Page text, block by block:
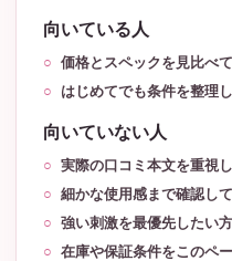
向いている人
価格とスペックを見比べ
はじめてでも条件を整理
向いていない人
実際の口コミ本文を重視
細かな使用感まで確認し
強い刺激を最優先したい方
在庫や保証条件をこのペ